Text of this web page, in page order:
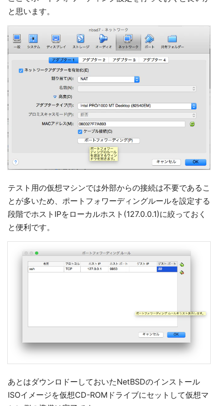
と思います。
テスト用の仮想マシンでは外部からの接続は不要であるこ
とが多いため、ポートフォワーディングルールを設定する
段階でホストIPをローカルホスト(127.0.0.1)に絞っておく
と便利です。
あとはダウンロドーしておいたNetBSDのインストール
ISOイメージを仮想CD-ROMドライブにセットして仮想マ